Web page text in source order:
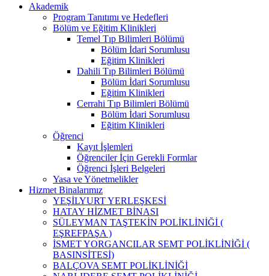
Akademik
Program Tanıtımı ve Hedefleri
Bölüm ve Eğitim Klinikleri
Temel Tıp Bilimleri Bölümü
Bölüm İdari Sorumlusu
Eğitim Klinikleri
Dahili Tıp Bilimleri Bölümü
Bölüm İdari Sorumlusu
Eğitim Klinikleri
Cerrahi Tıp Bilimleri Bölümü
Bölüm İdari Sorumlusu
Eğitim Klinikleri
Öğrenci
Kayıt İşlemleri
Öğrenciler İçin Gerekli Formlar
Öğrenci İşleri Belgeleri
Yasa ve Yönetmelikler
Hizmet Binalarımız
YEŞİLYURT YERLEŞKESİ
HATAY HİZMET BİNASI
SÜLEYMAN TAŞTEKİN POLİKLİNİĞİ (
EŞREFPAŞA )
İSMET YORGANCILAR SEMT POLİKLİNİĞİ (
BASINSİTESİ)
BALÇOVA SEMT POLİKLİNİĞİ